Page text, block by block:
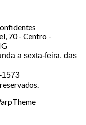
70 - Centro -
a sexta-feira, das
1573